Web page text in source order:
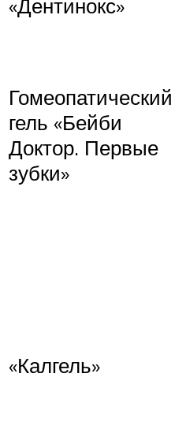
«Дентинокс»
Гомеопатический
гель «Бейби
Доктор. Первые
зубки»
«Калгель»